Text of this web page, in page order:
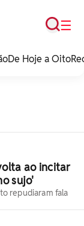
☰
Busca
De Hoje a Oito
ao incitar
sujo'
repudiaram fala